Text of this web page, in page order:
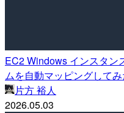
EC2 Windows インスタン
ムを自動マッピングしてみ
片方 裕人
2026.05.03